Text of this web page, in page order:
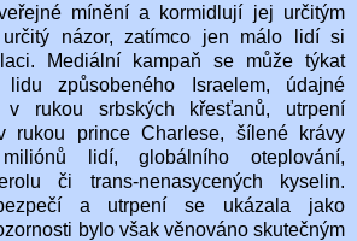
mínění a kormidlují jej určitým
určitý názor, zatímco jen málo lidí si
Mediální kampaň se může týkat
lidu způsobeného Israelem, údajné
v rukou srbských křesťanů, utrpení
rukou prince Charlese, šílené krávy
lidí, globálního oteplování,
či trans-nenasycených kyselin.
a utrpení se ukázala jako
bylo však věnováno skutečným